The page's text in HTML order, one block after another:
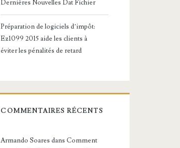
Dernières Nouvelles Dat Fichier
Préparation de logiciels d’impôt:
Ez1099 2015 aide les clients à
éviter les pénalités de retard
COMMENTAIRES RÉCENTS
Armando Soares dansComment